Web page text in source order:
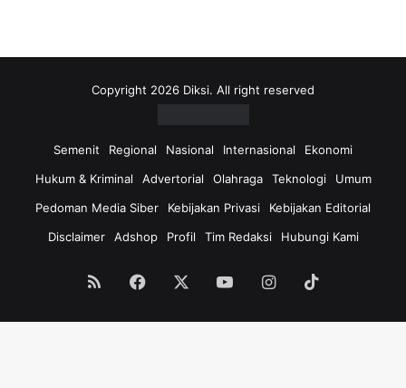
Copyright 2026 Diksi. All right reserved
Semenit Regional Nasional Internasional
Ekonomi
Hukum & Kriminal
Advertorial Olahraga Teknologi
Umum
Pedoman Media Siber
Kebijakan Privasi
Kebijakan Editorial
Disclaimer
Adshop Profil Tim Redaksi Hubungi Kami
RSS Facebook YouTubeInstagram